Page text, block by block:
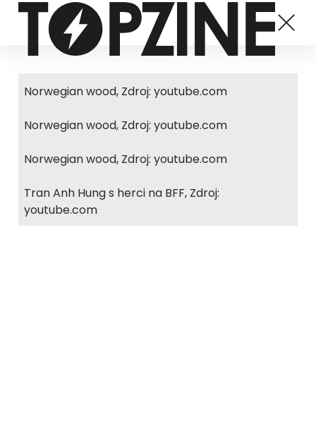
Norwegian wood, Zdroj: youtube.com
Norwegian wood, Zdroj: youtube.com
Norwegian wood, Zdroj: youtube.com
Tran Anh Hung s herci na BFF, Zdroj:
youtube.com